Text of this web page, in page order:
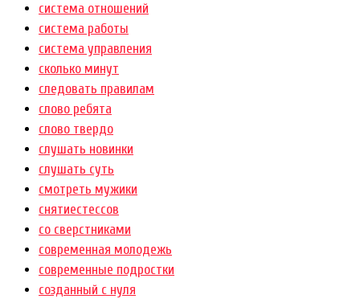
система отношений
система работы
система управления
сколько минут
следовать правилам
слово ребята
слово твердо
слушать новинки
слушать суть
смотреть мужики
снятиестессов
со сверстниками
современная молодежь
современные подростки
созданный с нуля